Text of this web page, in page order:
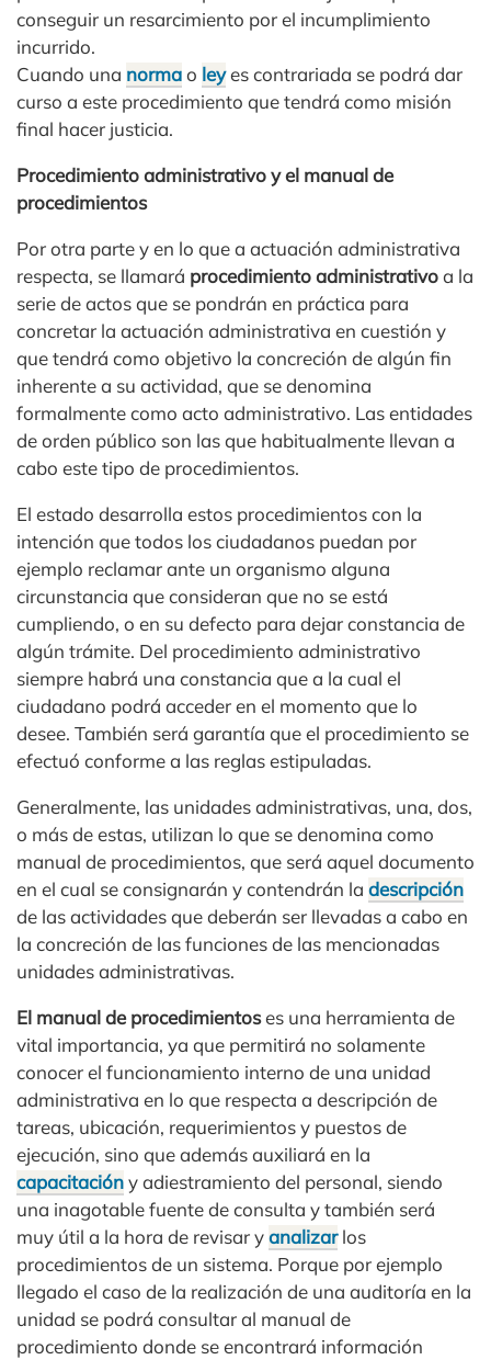
conseguir un resarcimiento por el incumplimiento
incurrido.
Cuando una normao leyes contrariada se podrá dar
curso a este procedimiento que tendrá como misión
final hacer justicia.
Procedimiento administrativo y el manual de
procedimientos
Por otra parte y en lo que a actuación administrativa
respecta, se llamará procedimiento administrativoa la
serie de actos que se pondrán en práctica para
concretar la actuación administrativa en cuestión y
que tendrá como objetivo la concreción de algún fin
inherente a su actividad, que se denomina
formalmente como acto administrativo. Las entidades
de orden público son las que habitualmente llevan a
cabo este tipo de procedimientos.
El estado desarrolla estos procedimientos con la
intención que todos los ciudadanos puedan por
ejemplo reclamar ante un organismo alguna
circunstancia que consideran que no se está
cumpliendo, o en su defecto para dejar constancia de
algún trámite. Del procedimiento administrativo
siempre habrá una constancia que a la cual el
ciudadano podrá acceder en el momento que lo
desee. También será garantía que el procedimiento se
efectuó conforme a las reglas estipuladas.
Generalmente, las unidades administrativas, una, dos,
o más de estas, utilizan lo que se denomina como
manual de procedimientos, que será aquel documento
en el cual se consignarán y contendrán la descripción
de las actividades que deberán ser llevadas a cabo en
la concreción de las funciones de las mencionadas
unidades administrativas.
El manual de procedimientoses una herramienta de
vital importancia, ya que permitirá no solamente
conocer el funcionamiento interno de una unidad
administrativa en lo que respecta a descripción de
tareas, ubicación, requerimientos y puestos de
ejecución, sino que además auxiliará en la
capacitacióny adiestramiento del personal, siendo
una inagotable fuente de consulta y también será
muy útil a la hora de revisar yanalizarlos
procedimientos de un sistema. Porque por ejemplo
llegado el caso de la realización de una auditoría en la
unidad se podrá consultar al manual de
procedimiento donde se encontrará información